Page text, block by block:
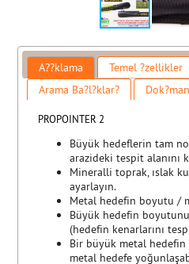
A??klama Temel ?zellikler
Arama Ba?l?klar?
PROPOINTER 2
Büyük hedeflerin tam
arazideki tespit alanını
Mineralli toprak, ıslak
ayarlayın.
Metal hedefin boyutu /
Büyük hedefin boyutunu
(hedefin kenarlarını
Bir büyük metal
metal hedefe